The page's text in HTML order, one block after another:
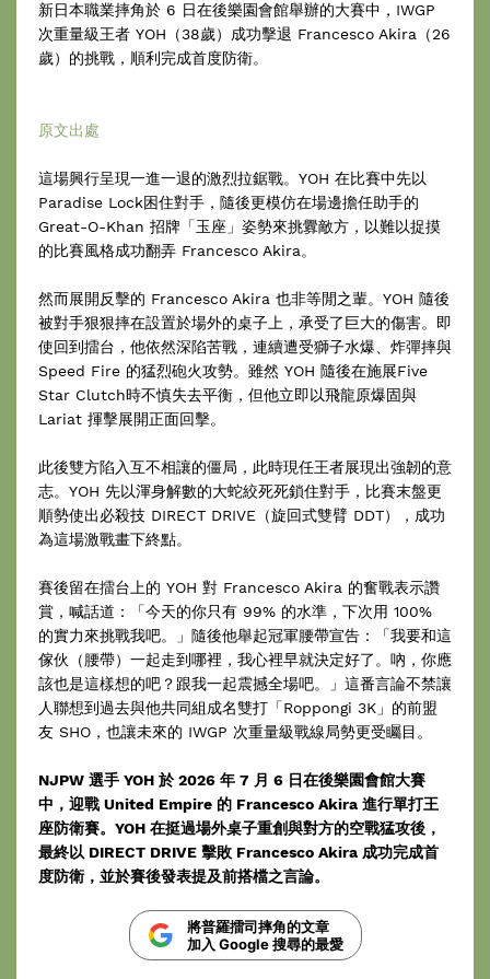
新日本職業摔角於 6 日在後樂園會館舉辦的大賽中，IWGP
次重量級王者 YOH（38歲）成功擊退 Francesco Akira（26
歲）的挑戰，順利完成首度防衛。
原文出處
這場興行呈現一進一退的激烈拉鋸戰。YOH 在比賽中先以
Paradise Lock困住對手，隨後更模仿在場邊擔任助手的
Great-O-Khan 招牌「玉座」姿勢來挑釁敵方，以難以捉摸
的比賽風格成功翻弄 Francesco Akira。
然而展開反擊的 Francesco Akira 也非等閒之輩。YOH 隨後
被對手狠狠摔在設置於場外的桌子上，承受了巨大的傷害。即
使回到擂台，他依然深陷苦戰，連續遭受獅子水爆、炸彈摔與
Speed Fire 的猛烈砲火攻勢。雖然 YOH 隨後在施展Five
Star Clutch時不慎失去平衡，但他立即以飛龍原爆固與
Lariat 揮擊展開正面回擊。
此後雙方陷入互不相讓的僵局，此時現任王者展現出強韌的意
志。YOH 先以渾身解數的大蛇絞死死鎖住對手，比賽末盤更
順勢使出必殺技 DIRECT DRIVE（旋回式雙臂 DDT），成功
為這場激戰畫下終點。
賽後留在擂台上的 YOH 對 Francesco Akira 的奮戰表示讚
賞，喊話道：「今天的你只有 99% 的水準，下次用 100%
的實力來挑戰我吧。」隨後他舉起冠軍腰帶宣告：「我要和這
傢伙（腰帶）一起走到哪裡，我心裡早就決定好了。吶，你應
該也是這樣想的吧？跟我一起震撼全場吧。」這番言論不禁讓
人聯想到過去與他共同組成名雙打「Roppongi 3K」的前盟
友 SHO，也讓未來的 IWGP 次重量級戰線局勢更受矚目。
NJPW 選手 YOH 於 2026 年 7 月 6 日在後樂園會館大賽
中，迎戰 United Empire 的 Francesco Akira 進行單打王
座防衛賽。YOH 在挺過場外桌子重創與對方的空戰猛攻後，
最終以 DIRECT DRIVE 擊敗 Francesco Akira 成功完成首
度防衛，並於賽後發表提及前搭檔之言論。
將普羅擂司摔角的文章
加入 Google 搜尋的最愛